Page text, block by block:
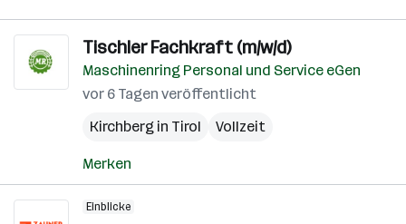
Tischler Fachkraft (m/w/d)
Maschinenring Personal und Service eGen
vor 6 Tagen veröffentlicht
Kirchberg in Tirol
Vollzeit
Merken
Einblicke